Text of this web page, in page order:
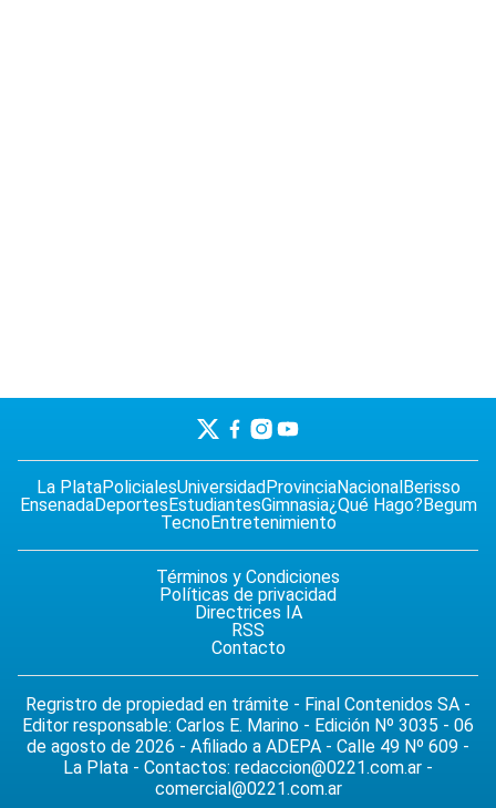
La PlataPolicialesUniversidad ProvinciaNacional Berisso
EnsenadaDeportes EstudiantesGimnasia¿Qué Hago? Begum
TecnoEntretenimiento
Términos y Condiciones
Políticas de privacidad
Directrices IA
RSS
Contacto
Regristro de propiedad en trámite - Final Contenidos SA -
Editor responsable: Carlos E. Marino - Edición Nº 3035 - 06
de agosto de 2026 - Afiliado a ADEPA - Calle 49 Nº 609 -
La Plata - Contactos: redaccion@0221.com.ar -
comercial@0221.com.ar